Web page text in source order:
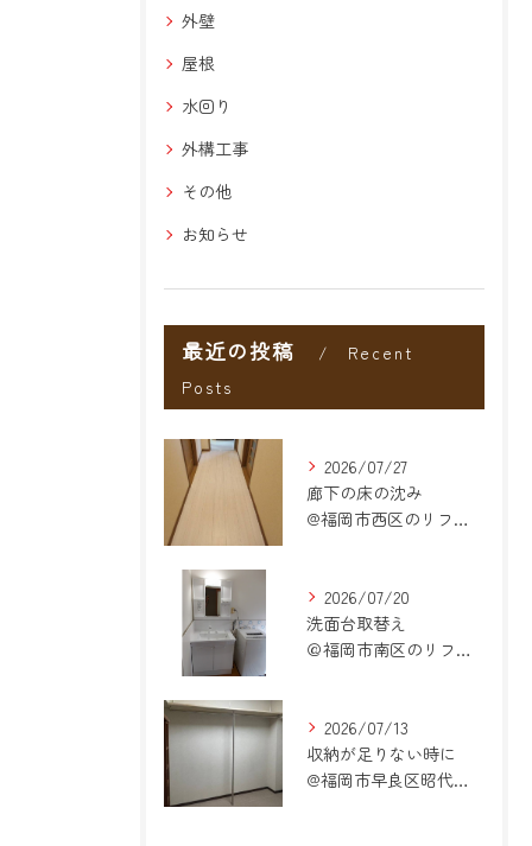
外壁
屋根
水回り
外構工事
その他
お知らせ
最近の投稿
Recent
Posts
2026/07/27
廊下の床の沈み
@福岡市西区のリフォーム
2026/07/20
洗面台取替え
＠福岡市南区のリフォーム
2026/07/13
収納が足りない時に
@福岡市早良区昭代のリフォーム